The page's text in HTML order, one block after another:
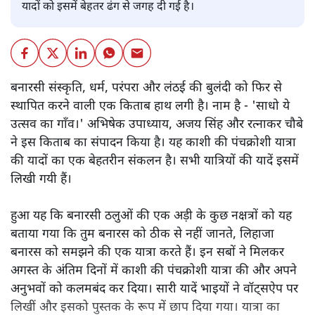
यादों को इसमें बेहतर ढंग से जगह दी गई है।
बनारसी संस्कृति, धर्म, परंपरा और लंठई की बुलंदी को फिर से
स्थापित करने वाली एक किताब हाथ लगी है। नाम है - 'साधो ये
उत्सव का गाँव।' अभिषेक उपाध्याय, अजय सिंह और रत्नाकर चौबे
ने इस किताब का संपादन किया है। यह काशी की पंचक्रोशी यात्रा
की यादों का एक बेहतरीन संकलन है। सभी यात्रियों की यादें इसमें
लिखी गयी हैं।
हुआ यह कि बनारसी ठलुओं की एक अड़ी के कुछ नक्षत्रों को यह
बताया गया कि तुम बनारस को ठीक से नहीं जानते, लिहाजा
बनारस को समझने की एक यात्रा करते हैं। इन सबों ने मिलकर
अगस्त के अंतिम दिनों में काशी की पंचक्रोशी यात्रा की और अपने
अनुभवों को कलमबंद कर दिया। सारी यादें भाइयों ने वॉट्सऐप पर
लिखीं और इसको पुस्तक के रूप में छाप दिया गया। यात्रा का